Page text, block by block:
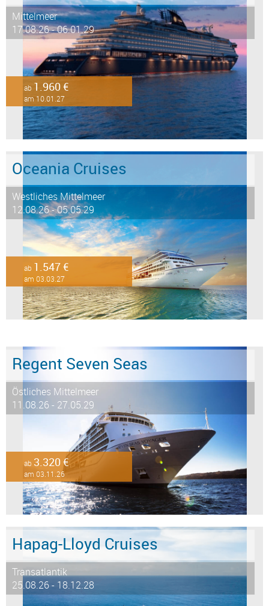
Mittelmeer
17.08.26 - 06.01.29
ab 1.960 €
am 10.01.27
Oceania Cruises
Westliches Mittelmeer
12.08.26 - 05.05.29
ab 1.547 €
am 03.03.27
Regent Seven Seas
Östliches Mittelmeer
11.08.26 - 27.05.29
ab 3.320 €
am 03.11.26
Hapag-Lloyd Cruises
Transatlantik
25.08.26 - 18.12.28